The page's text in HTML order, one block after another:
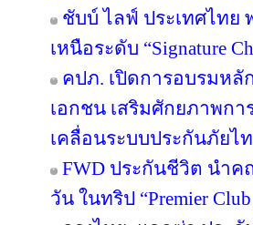
ชับบ์ ไลฟ์ ประเทศไทย
เหนือระดับ “Signature
คปภ. เปิดการอบรมหลั
เอกชน เสริมศักยภาพการ
เคลื่อนระบบประกันภัยไ
FWD ประกันชีวิต นำ
วัน ในทริป “Premier